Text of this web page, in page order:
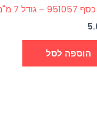
– גודל 7 מ"מ
הוספה לסל